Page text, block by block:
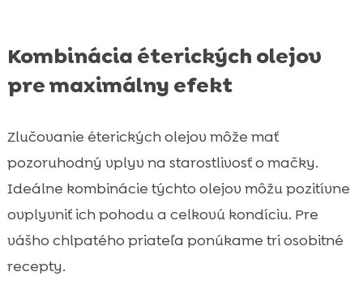
Kombinácia éterických olejov
pre maximálny efekt
Zlučovanie éterických olejov môže mať
pozoruhodný vplyv na starostlivosť o mačky.
Ideálne kombinácie týchto olejov môžu pozitívne
ovplyvniť ich pohodu a celkovú kondíciu. Pre
vášho chlpatého priateľa ponúkame tri osobitné
recepty.